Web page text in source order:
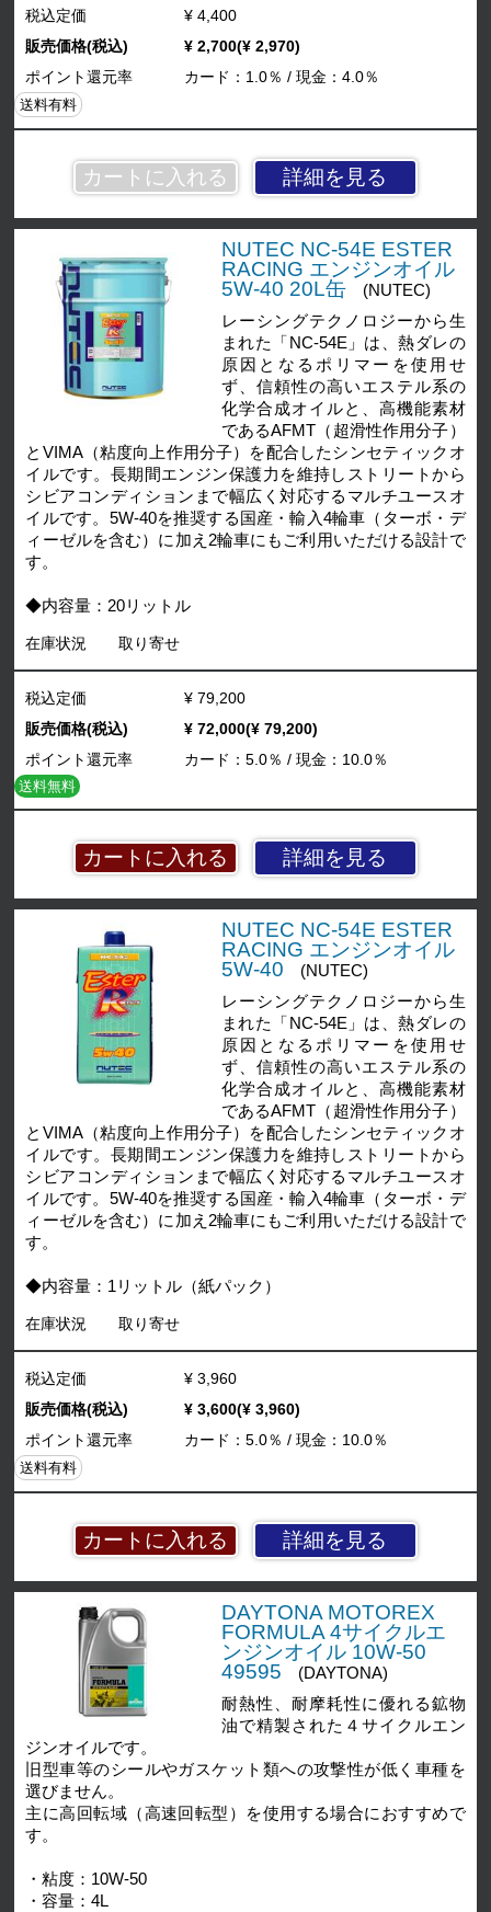
詳細を見る
税込定価
¥ 4,400
販売価格(税込)
¥ 2,700(¥ 2,970)
ポイント還元率
カード：1.0％ / 現金：4.0％
送料有料
NUTEC NC-54E ESTER
RACING エンジンオイル
5W-40 20L缶
(NUTEC)
レーシングテクノロジーから生
まれた「NC-54E」は、熱ダレの
原因となるポリマーを使用せ
ず、信頼性の高いエステル系の
化学合成オイルと、高機能素材
であるAFMT（超滑性作用分子）
とVIMA（粘度向上作用分子）を配合したシンセティックオ
イルです。長期間エンジン保護力を維持しストリートから
シビアコンディションまで幅広く対応するマルチユースオ
イルです。5W-40を推奨する国産・輸入4輪車（ターボ・デ
ィーゼルを含む）に加え2輪車にもご利用いただける設計で
す。
◆内容量：20リットル
在庫状況 取り寄せ
詳細を見る
税込定価
¥ 79,200
販売価格(税込)
¥ 72,000(¥ 79,200)
ポイント還元率
カード：5.0％ / 現金：10.0％
送料無料
NUTEC NC-54E ESTER
RACING エンジンオイル
5W-40
(NUTEC)
レーシングテクノロジーから生
まれた「NC-54E」は、熱ダレの
原因となるポリマーを使用せ
ず、信頼性の高いエステル系の
化学合成オイルと、高機能素材
であるAFMT（超滑性作用分子）
とVIMA（粘度向上作用分子）を配合したシンセティックオ
イルです。長期間エンジン保護力を維持しストリートから
シビアコンディションまで幅広く対応するマルチユースオ
イルです。5W-40を推奨する国産・輸入4輪車（ターボ・デ
ィーゼルを含む）に加え2輪車にもご利用いただける設計で
す。
◆内容量：1リットル（紙パック）
在庫状況 取り寄せ
詳細を見る
税込定価
¥ 3,960
販売価格(税込)
¥ 3,600(¥ 3,960)
ポイント還元率
カード：5.0％ / 現金：10.0％
送料有料
DAYTONA MOTOREX
FORMULA 4サイクルエ
ンジンオイル 10W-50
49595
(DAYTONA)
耐熱性、耐摩耗性に優れる鉱物
油で精製された４サイクルエン
ジンオイルです。
旧型車等のシールやガスケット類への攻撃性が低く車種を
選びません。
主に高回転域（高速回転型）を使用する場合におすすめで
す。
・粘度：10W-50
・容量：4L